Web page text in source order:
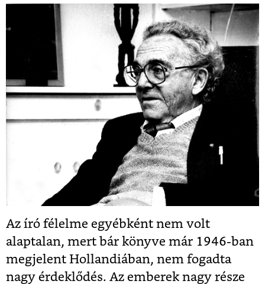
Az író félelme egyébként nem volt
alaptalan, mert bár könyve már 1946-ban
megjelent Hollandiában, nem fogadta
nagy érdeklődés. Az emberek nagy része